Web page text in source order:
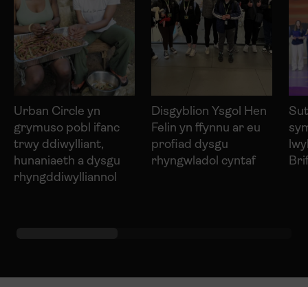
Urban Circle yn
grymuso pobl ifanc
trwy ddiwylliant,
hunaniaeth a dysgu
rhyngddiwylliannol
Disgyblion Ysgol Hen
Felin yn ffynnu ar eu
profiad dysgu
rhyngwladol cyntaf